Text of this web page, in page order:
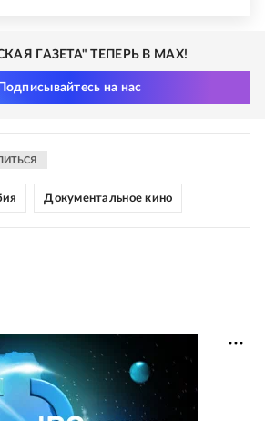
ГАЗЕТА" ТЕПЕРЬ В MAX!
на нас
Документальное кино